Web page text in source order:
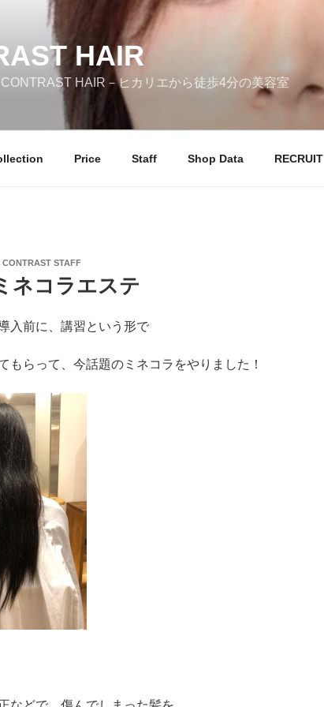
HAIR
HAIR－ヒカリエから徒歩4分の美容室
Price Staff Shop Data RECRUIT
CONTRAST STAFF
ネコラエステ
入前に、講習という形で
もらって、今話題のミネコラをやりました！